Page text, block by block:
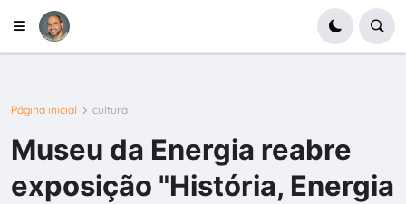
Página inicial cultura
Museu da Energia reabre
exposição "História, Energia